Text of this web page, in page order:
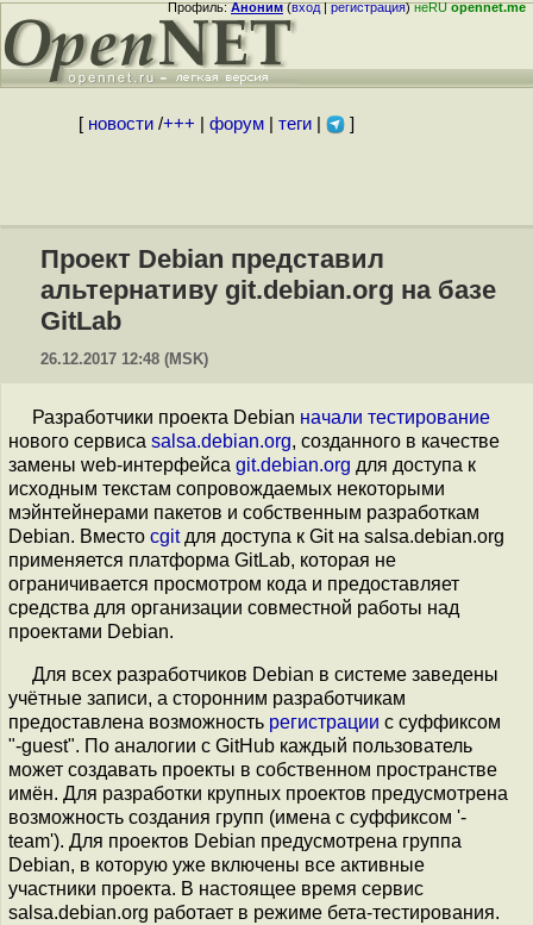
Профиль:Аноним(вход|регистрация)неRUopennet.me
[ новости/+++ форум| теги| ]
Проект Debian представил
альтернативу git.debian.org на базе
GitLab
26.12.2017 12:48 (MSK)
Разработчики проекта Debian начали тестирование
нового сервиса salsa.debian.org, созданного в качестве
замены web-интерфейса git.debian.org для доступа к
исходным текстам сопровождаемых некоторыми
мэйнтейнерами пакетов и собственным разработкам
Debian. Вместо cgitдля доступа к Git на salsa.debian.org
применяется платформа GitLab, которая не
ограничивается просмотром кода и предоставляет
средства для организации совместной работы над
проектами Debian.
Для всех разработчиков Debian в системе заведены
учётные записи, а сторонним разработчикам
предоставлена возможность регистрации с суффиксом
"-guest". По аналогии с GitHub каждый пользователь
может создавать проекты в собственном пространстве
имён. Для разработки крупных проектов предусмотрена
возможность создания групп (имена с суффиксом '-
team'). Для проектов Debian предусмотрена группа
Debian, в которую уже включены все активные
участники проекта. В настоящее время сервис
salsa.debian.org работает в режиме бета-тестирования.